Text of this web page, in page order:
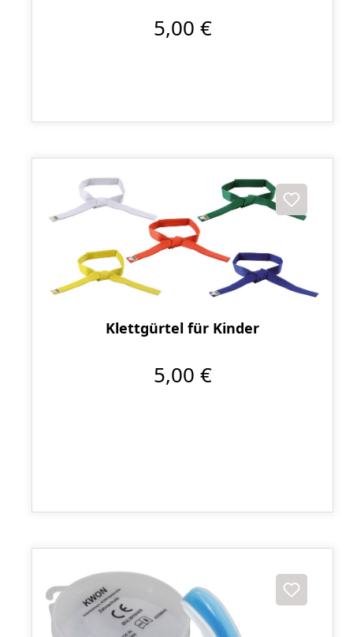
5,00 €
Klettgürtel für Kinder
5,00 €